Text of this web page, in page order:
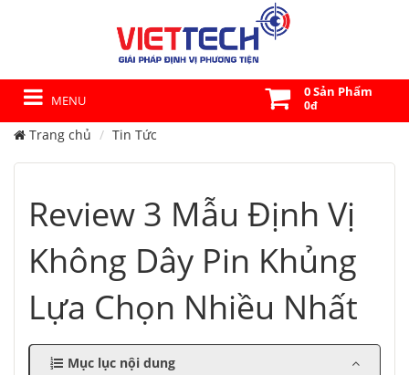
MENU
0 Sản Phẩm
0đ
Trang chủ Tin Tức
Review 3 Mẫu Định Vị
Không Dây Pin Khủng
Lựa Chọn Nhiều Nhất
Mục lục nội dung